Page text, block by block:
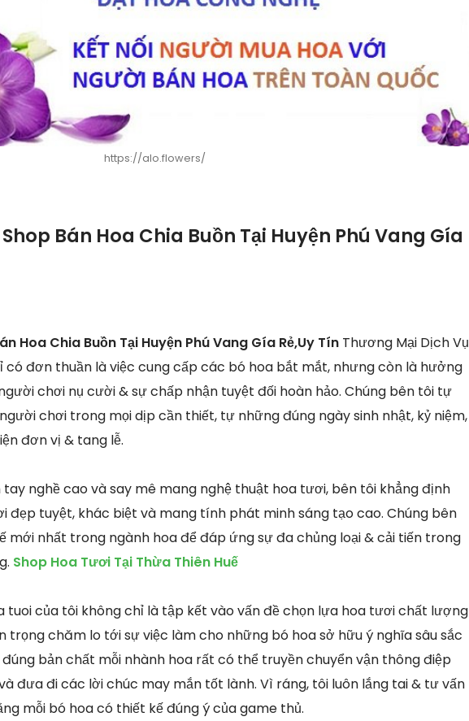
https://alo.flowers/
Bán Hoa Chia Buồn Tại Huyện Phú Vang Gía
Hoa Chia Buồn Tại Huyện Phú Vang Gía Rẻ,Uy Tín Thương Mại Dịch Vụ
đơn thuần là việc cung cấp các bó hoa bắt mắt, nhưng còn là hưởng
chơi nụ cười & sự chấp nhận tuyệt đối hoàn hảo. Chúng bên tôi tự
chơi trong mọi dịp cần thiết, tự những đúng ngày sinh nhật, kỷ niệm,
đơn vị & tang lễ.
nghề cao và say mê mang nghệ thuật hoa tươi, bên tôi khẳng định
đẹp tuyệt, khác biệt và mang tính phát minh sáng tạo cao. Chúng bên
mới nhất trong ngành hoa để đáp ứng sự đa chủng loại & cải tiến trong
Shop Hoa Tươi Tại Thừa Thiên Huế
tuoi của tôi không chỉ là tập kết vào vấn đề chọn lựa hoa tươi chất lượng
trọng chăm lo tới sự việc làm cho những bó hoa sở hữu ý nghĩa sâu sắc
bản chất mỗi nhành hoa rất có thể truyền chuyển vận thông điệp
đưa đi các lời chúc may mắn tốt lành. Vì ráng, tôi luôn lắng tai & tư vấn
mỗi bó hoa có thiết kế đúng ý của game thủ.